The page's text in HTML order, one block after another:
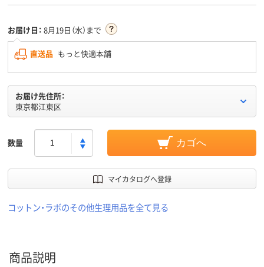
お届け日： 8月19日（水）まで
直送品 もっと快適本舗
お届け先住所：
東京都江東区
数量 カゴへ
マイカタログへ登録
コットン・ラボのその他生理用品を全て見る
商品説明